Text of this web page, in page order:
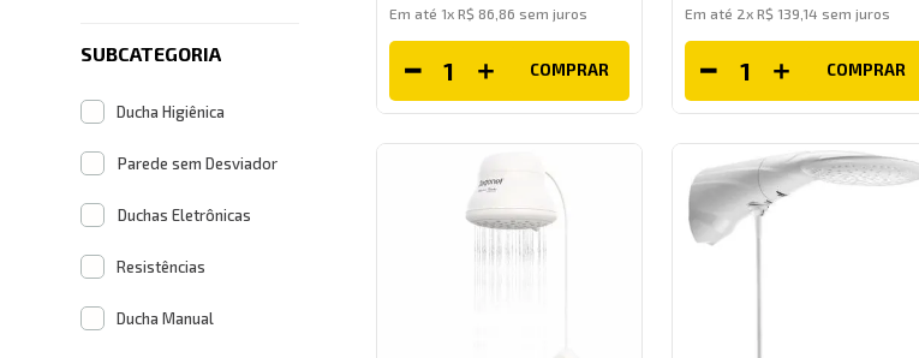
SUBCATEGORIA
Ducha Higiênica
Parede sem Desviador
Duchas Eletrônicas
Resistências
Ducha Manual
Em até 1x R$ 86 86 sem juros
COMPRAR
Em até 2xR$ 139 14 sem juros
COMPRAR